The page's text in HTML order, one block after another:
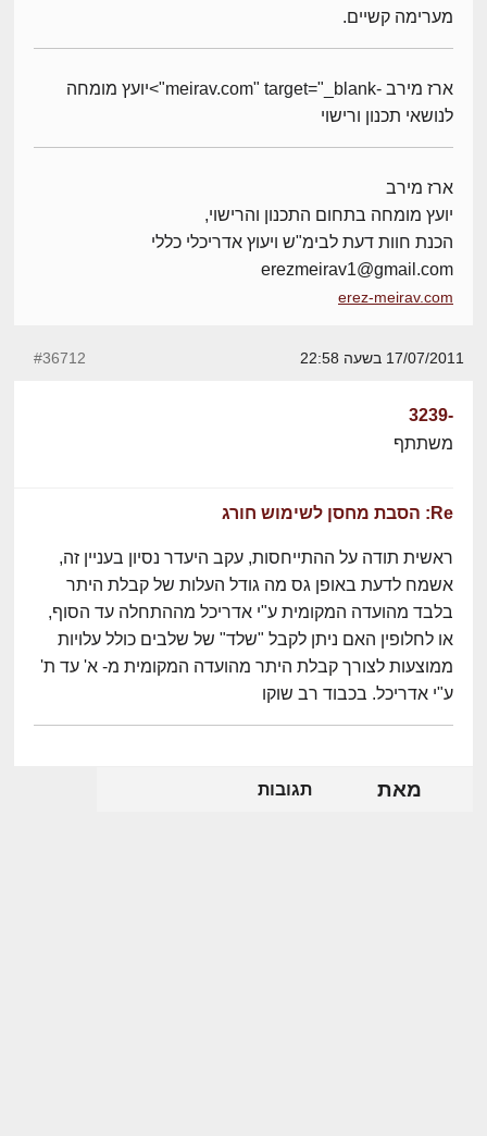
מערימה קשיים.
ארז מירב -meirav.com" target="_blank">יועץ מומחה
לנושאי תכנון ורישוי
ארז מירב
יועץ מומחה בתחום התכנון והרישוי,
הכנת חוות דעת לבימ"ש ויעוץ אדריכלי כללי
erezmeirav1@gmail.com
erez-meirav.com
17/07/2011 בשעה 22:58 #36712
-3239
משתתף
Re: הסבת מחסן לשימוש חורג
ראשית תודה על ההתייחסות, עקב היעדר נסיון בעניין זה,
אשמח לדעת באופן גס מה גודל העלות של קבלת היתר
בלבד מהועדה המקומית ע"י אדריכל מההתחלה עד הסוף,
או לחלופין האם ניתן לקבל "שלד" של שלבים כולל עלויות
ממוצעות לצורך קבלת היתר מהועדה המקומית מ- א' עד ת'
ע"י אדריכל. בכבוד רב שוקו
מאת תגובות